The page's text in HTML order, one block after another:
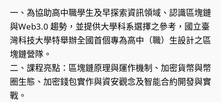
一、為協助高中職學生及早探索資訊領域、認識區塊鏈
與Web3.0 趨勢，並提供大學科系選擇之參考，國立臺
灣科技大學特舉辦全國首個專為高中（職）生設計之區
塊鏈營隊。
二、課程亮點：區塊鏈原理與運作機制、加密貨幣與幣
圈生態、加密錢包實作與資安觀念及智能合約開發與實
戰。